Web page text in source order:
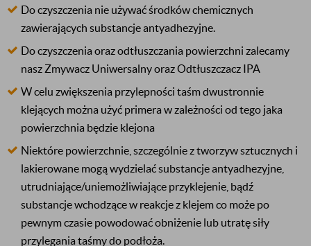
Do czyszczenia nie używać środków chemicznych
zawierających substancje antyadhezyjne.
Do czyszczenia oraz odtłuszczania powierzchni zalecamy
nasz Zmywacz Uniwersalny oraz Odtłuszczacz IPA
W celu zwiększenia przylepności taśm dwustronnie
klejących można użyć primera w zależności od tego jaka
powierzchnia będzie klejona
Niektóre powierzchnie, szczególnie z tworzyw sztucznych i
lakierowane mogą wydzielać substancje antyadhezyjne,
utrudniające/uniemożliwiające przyklejenie, bądź
substancje wchodzące w reakcje z klejem co może po
pewnym czasie powodować obniżenie lub utratę siły
przylegania taśmy do podłoża.